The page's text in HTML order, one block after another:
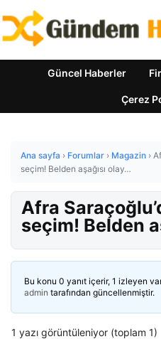
Güncel Haberler
Çerez
Ana sayfa › Forumlar › Magazin ›
seçim! Belden aşağısı olay…
Afra
seçim! Belden
Bu konu 0 yanıt içerir, 1 izleyen
admin tarafından güncellenmiştir.
1 yazı görüntüleniyor (toplam 1)